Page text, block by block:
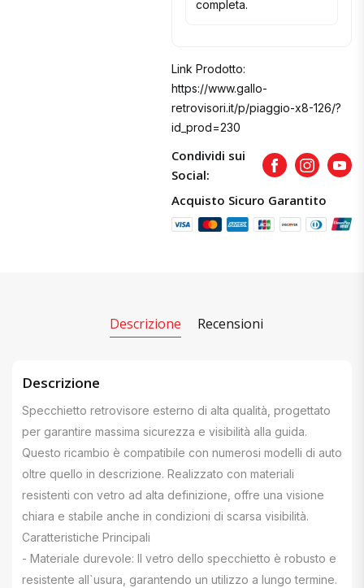
completa.
Link Prodotto:
https://www.gallo-
retrovisori.it/p/piaggio-x8-126/?
id_prod=230
Condividi sui
Social:
FacebookInstagram
Acquisto Sicuro Garantito
Descrizione Recensioni
Descrizione
Specchietto retrovisore esterno di alta qualità, progettato
per garantire massima sicurezza e visibilità alla guida.
Questo ricambio è compatibile con numerosi modelli di auto
oltre quello in descrizione. Realizzato con materiali
resistenti con vetro ad alta definizione, offre una visione
chiara e stabile anche in condizioni di scarsa visibilità.
Caratteristiche Principali
- Materiale durevole: Il vetro dello specchietto è robusto e
resistente all`usura, garantendo un utilizzo a lungo termine.